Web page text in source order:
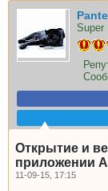
Super
Открытие и
приложении
11-09-15, 17:15